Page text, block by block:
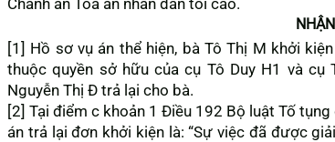
Chánh án Tòa án nhân dân tối cao.
[1] Hồ sơ vụ án thể hiện, bà Tô Thị M khởi
thuộc quyền sở hữu của cụ Tô Duy H1 và
Nguyễn Thị Đ trả lại cho bà.
[2] Tại điểm c khoản 1 Điều 192 Bộ luật Tố
án trả lại đơn khởi kiện là: “Sự việc đã được